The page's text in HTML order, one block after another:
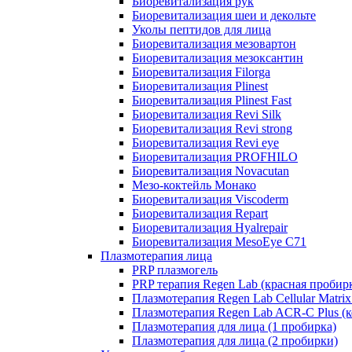
Биоревитализация шеи и декольте
Уколы пептидов для лица
Биоревитализация мезовартон
Биоревитализация мезоксантин
Биоревитализация Filorga
Биоревитализация Plinest
Биоревитализация Plinest Fast
Биоревитализация Revi Silk
Биоревитализация Revi strong
Биоревитализация Revi eye
Биоревитализация PROFHILO
Биоревитализация Novacutan
Мезо-коктейль Монако
Биоревитализация Viscoderm
Биоревитализация Repart
Биоревитализация Hyalrepair
Биоревитализация MesoEye C71
Плазмотерапия лица
PRP плазмогель
PRP терапия Regen Lab (красная
Плазмотерапия Regen Lab Cellular
Плазмотерапия Regen Lab ACR-C Plus
Плазмотерапия для лица (1 пробирка)
Плазмотерапия для лица (2 пробирки)